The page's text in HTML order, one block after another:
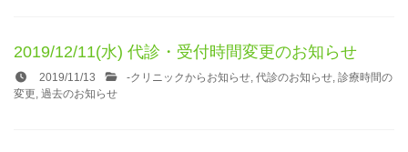
2019/12/11(水) 代診・受付時間変更のお知らせ
2019/11/13 -クリニックからお知らせ, 代診のお知らせ, 診療時間の
変更, 過去のお知らせ